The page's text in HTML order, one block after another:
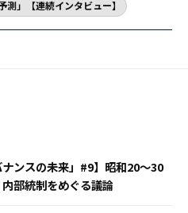
」【連続インタビュー】
ナンスの未来」#9】昭和20～30
部統制をめぐる議論